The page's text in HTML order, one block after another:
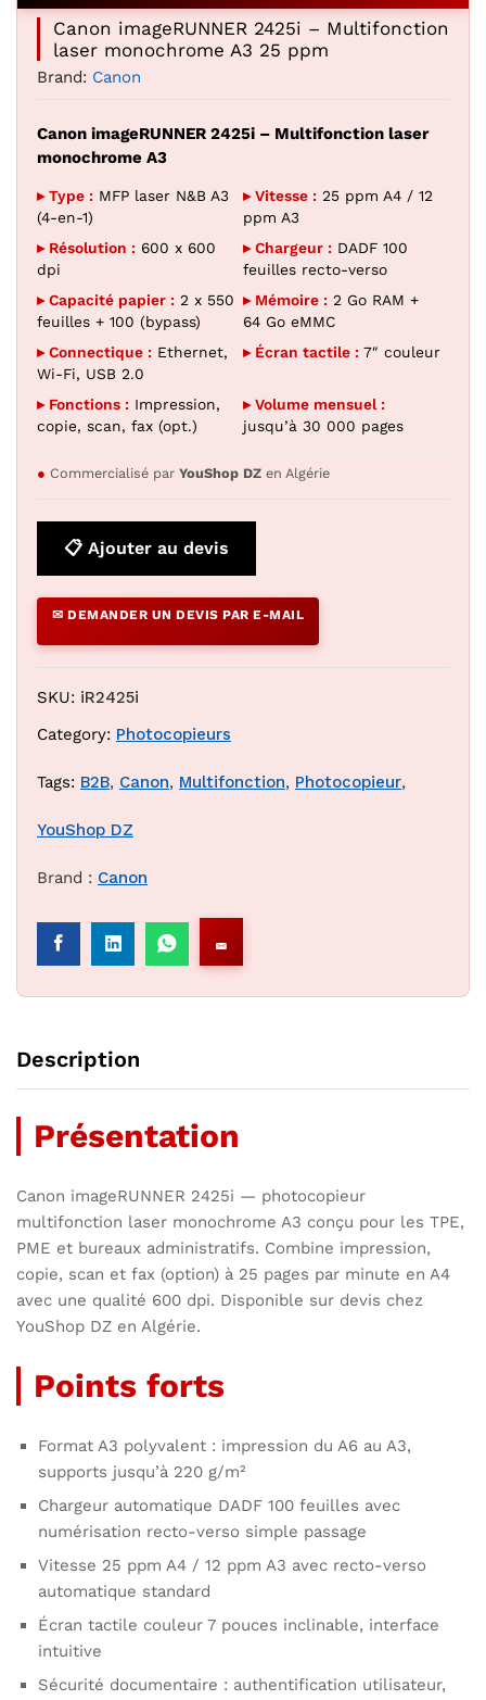
Canon imageRUNNER 2425i – Multifonction
laser monochrome A3 25 ppm
Brand: Canon
Canon imageRUNNER 2425i – Multifonction laser
monochrome A3
▸ Type : MFP laser N&B A3
(4-en-1)
▸ Vitesse : 25 ppm A4 / 12
ppm A3
▸ Résolution : 600 x 600
dpi
▸ Chargeur : DADF 100
feuilles recto-verso
▸ Capacité papier : 2 x 550
feuilles + 100 (bypass)
▸ Mémoire : 2 Go RAM +
64 Go eMMC
▸ Connectique : Ethernet,
Wi-Fi, USB 2.0
▸ Écran tactile : 7″ couleur
▸ Fonctions : Impression,
copie, scan, fax (opt.)
▸ Volume mensuel :
jusqu’à 30 000 pages
● Commercialisé par YouShop DZ en Algérie
📋 Ajouter au devis
✉ DEMANDER UN DEVIS PAR E-MAIL
SKU: iR2425i
Category: Photocopieurs
Tags: B2B, Canon, Multifonction, Photocopieur,
YouShop DZ
Brand : Canon
Description
Présentation
Canon imageRUNNER 2425i — photocopieur
multifonction laser monochrome A3 conçu pour les TPE,
PME et bureaux administratifs. Combine impression,
copie, scan et fax (option) à 25 pages par minute en A4
avec une qualité 600 dpi. Disponible sur devis chez
YouShop DZ en Algérie.
Points forts
Format A3 polyvalent : impression du A6 au A3,
supports jusqu’à 220 g/m²
Chargeur automatique DADF 100 feuilles avec
numérisation recto-verso simple passage
Vitesse 25 ppm A4 / 12 ppm A3 avec recto-verso
automatique standard
Écran tactile couleur 7 pouces inclinable, interface
intuitive
Sécurité documentaire : authentification utilisateur,